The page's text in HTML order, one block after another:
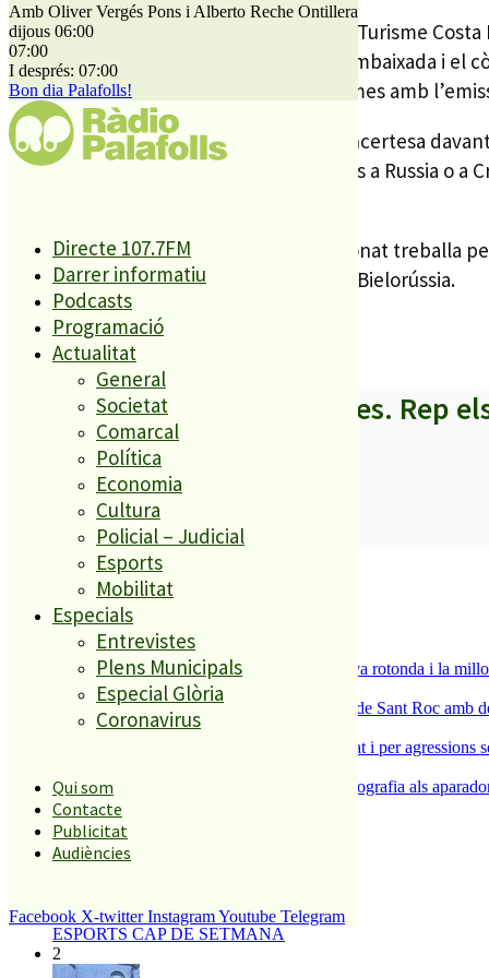
Amb Oliver Vergés Pons i Alberto Reche Ontillera
dijous 06:00
07:00
I després: 07:00
Bon dia Palafolls!
Directe 107.7FM
Darrer informatiu
Podcasts
Programació
Actualitat
General
Societat
Comarcal
Política
Economia
Cultura
Policial – Judicial
Esports
Mobilitat
Especials
Entrevistes
Plens Municipals
Especial Glòria
Coronavirus
Qui som
Contacte
Publicitat
Audiències
Facebook X-twitter InstagramYoutube Telegram
En aquesta ocasió, però, el Patronat de Turisme
recepció oficial celebrada dimecres, l’ambaixada i el
ciutadans de Crimea no tindran problemes amb
De totes maneres, Ramos va admetre incertesa
finalment la Unió Europea posa sancions a Russia o
El mateix Ramos va explicar que el Patronat treballa
Armènia, el Kazakhstan, l’Azerbadjan o Bielorússia.
A partir d’ara no et perdis res. Rep
SUBSCRIURE’M
És tendència ara
1
ESPORTS CAP DE SETMANA
S’aprova definitivament el projecte de la nova rotonda i la
Malgrat de Mar enceta demà la Festa Major de Sant Roc amb
Dos detinguts per robatoris violents a Malgrat i per agressions
L’ACEP i l’AFIC s’uneixen per portar la fotografia als
El més llegit
ESPORTS CAP DE SETMANA
2